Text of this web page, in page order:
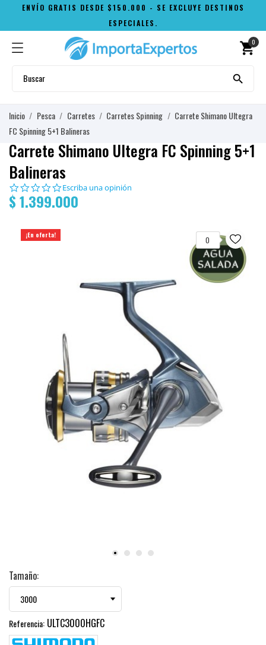
ENVÍO GRATIS DESDE $150.000 - SE EXCLUYE DESTINOS
ESPECIALES.
shopping_cart
0

Inicio Pesca Carretes Carretes Spinning
Carrete Shimano Ultegra
FC Spinning 5+1 Balineras
Carrete Shimano Ultegra FC Spinning 5+1
Balineras
0.0
star
rating
Escriba una opinión
$ 1.399.000
¡En oferta!
0
Tamaño:
Referencia: ULTC3000HGFC